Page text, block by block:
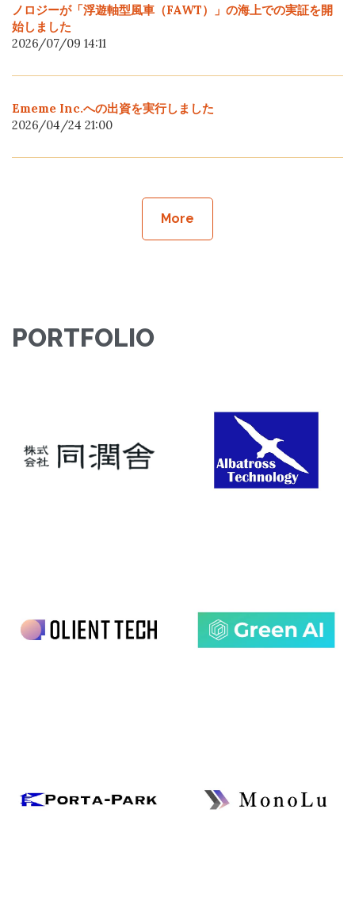
ノロジーが「浮遊軸型風車（FAWT）」の海上での実証を開
始しました
2026/07/09 14:11
Ememe Inc.への出資を実行しました
2026/04/24 21:00
More
PORTFOLIO